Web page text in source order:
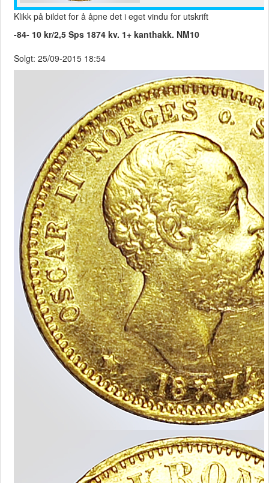
Klikk på bildet for å åpne det i eget vindu for utskrift
-84- 10 kr/2,5 Sps 1874 kv. 1+ kanthakk. NM10
Solgt: 25/09-2015 18:54